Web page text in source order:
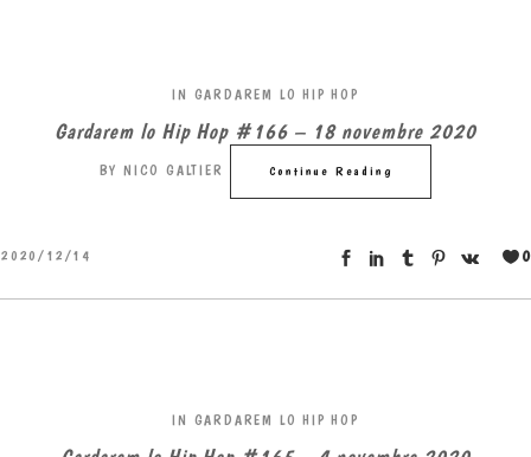
IN GARDAREM LO HIP HOP
Gardarem lo Hip Hop #166 – 18 novembre 2020
BY NICO GALTIER Continue Reading
2020/12/14 0
IN GARDAREM LO HIP HOP